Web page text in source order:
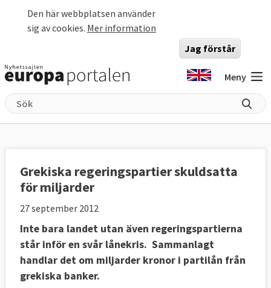
Den här webbplatsen använder
sig av cookies. Mer information
Jag förstår
Meny
Grekiska regeringspartier skuldsatta
för miljarder
27 september 2012
Inte bara landet utan även regeringspartierna
står inför en svår lånekris. Sammanlagt
handlar det om miljarder kronor i partilån från
grekiska banker.